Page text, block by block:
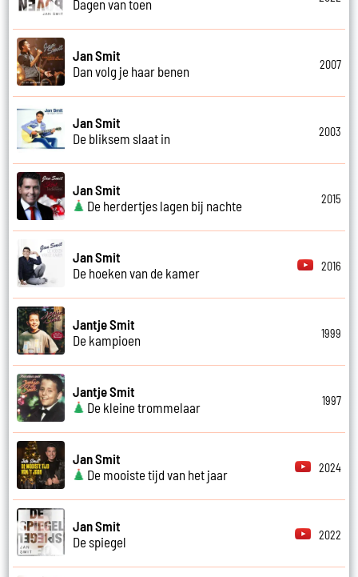
Dagen van toen
Jan Smit
Dan volg je haar benen
2007
Jan Smit
De bliksem slaat in
2003
Jan Smit
De herdertjes lagen bij nachte
2015
Jan Smit
De hoeken van de kamer
2016
Jantje Smit
De kampioen
1999
Jantje Smit
De kleine trommelaar
1997
Jan Smit
De mooiste tijd van het jaar
2024
Jan Smit
De spiegel
2022